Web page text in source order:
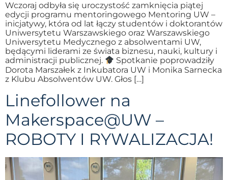
Wczoraj odbyła się uroczystość zamknięcia piątej
edycji programu mentoringowego Mentoring UW –
inicjatywy, która od lat łączy studentów i doktorantów
Uniwersytetu Warszawskiego oraz Warszawskiego
Uniwersytetu Medycznego z absolwentami UW,
będącymi liderami ze świata biznesu, nauki, kultury i
administracji publicznej.
Spotkanie poprowadziły
Dorota Marszałek z Inkubatora UW i Monika Sarnecka
z Klubu Absolwentów UW. Głos […]
Linefollower na
Makerspace@UW –
ROBOTY I RYWALIZACJA!